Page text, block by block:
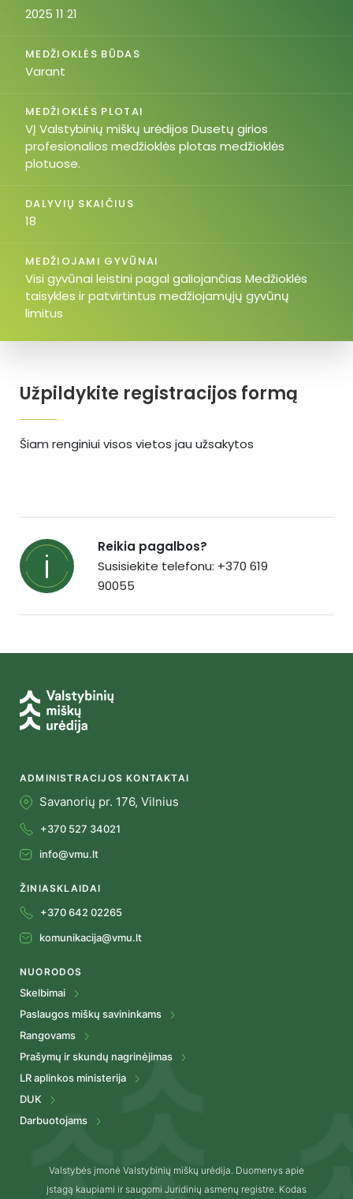
Užpildykite registracijos formą
Šiam renginiui visos vietos jau užsakytos
2025 11 21
MEDŽIOKLĖS BŪDAS
Varant
MEDŽIOKLĖS PLOTAI
VĮ Valstybinių miškų urėdijos Dusetų girios
profesionalios medžioklės plotas medžioklės
plotuose.
DALYVIŲ SKAIČIUS
18
MEDŽIOJAMI GYVŪNAI
Visi gyvūnai leistini pagal galiojančias Medžioklės
taisykles ir patvirtintus medžiojamųjų gyvūnų
limitus
Reikia pagalbos?
Susisiekite telefonu: +370 619
90055
ADMINISTRACIJOS KONTAKTAI
Savanorių pr. 176, Vilnius
+370 527 34021
info@vmu.lt
ŽINIASKLAIDAI
+370 642 02265
komunikacija@vmu.lt
NUORODOS
Skelbimai
Paslaugos miškų savininkams
Rangovams
Prašymų ir skundų nagrinėjimas
LR aplinkos ministerija
DUK
Darbuotojams
Valstybės įmonė Valstybinių miškų urėdija. Duomenys apie
įstagą kaupiami ir saugomi Juridinių asmenų registre. Kodas